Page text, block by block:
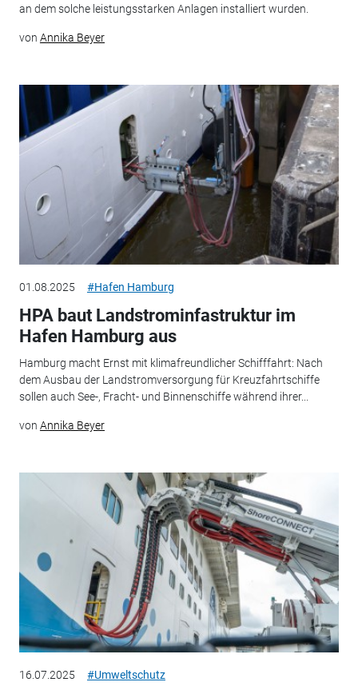
an dem solche leistungsstarken Anlagen installiert wurden.
von Annika Beyer
01.08.2025 #Hafen Hamburg
HPA baut Landstrominfastruktur im
Hafen Hamburg aus
Hamburg macht Ernst mit klimafreundlicher Schifffahrt: Nach
dem Ausbau der Landstromversorgung für Kreuzfahrtschiffe
sollen auch See-, Fracht- und Binnenschiffe während ihrer...
von Annika Beyer
16.07.2025 #Umweltschutz